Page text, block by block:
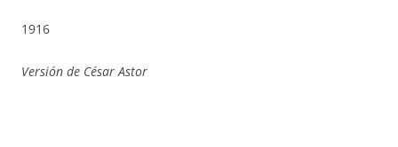
1916
Versión de César Astor